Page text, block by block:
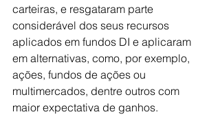
carteiras, e resgataram parte
considerável dos seus recursos
aplicados em fundos DI e aplicaram
em alternativas, como, por exemplo,
ações, fundos de ações ou
multimercados, dentre outros com
maior expectativa de ganhos.